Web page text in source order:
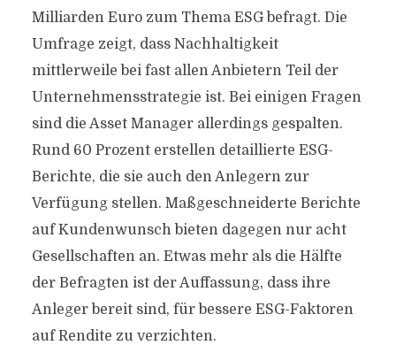
Milliarden Euro zum Thema ESG befragt. Die
Umfrage zeigt, dass Nachhaltigkeit
mittlerweile bei fast allen Anbietern Teil der
Unternehmensstrategie ist. Bei einigen Fragen
sind die Asset Manager allerdings gespalten.
Rund 60 Prozent erstellen detaillierte ESG-
Berichte, die sie auch den Anlegern zur
Verfügung stellen. Maßgeschneiderte Berichte
auf Kundenwunsch bieten dagegen nur acht
Gesellschaften an. Etwas mehr als die Hälfte
der Befragten ist der Auffassung, dass ihre
Anleger bereit sind, für bessere ESG-Faktoren
auf Rendite zu verzichten.